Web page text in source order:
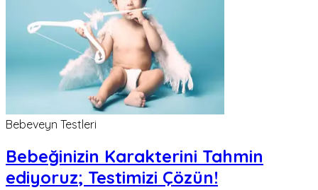
Bebeveyn Testleri
Bebeğinizin Karakterini Tahmin
ediyoruz; Testimizi Çözün!